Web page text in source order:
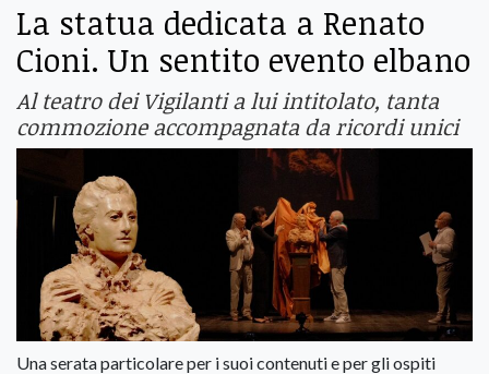
La statua dedicata a Renato
Cioni. Un sentito evento elbano
Al teatro dei Vigilanti a lui intitolato, tanta
commozione accompagnata da ricordi unici
Una serata particolare per i suoi contenuti e per gli ospiti